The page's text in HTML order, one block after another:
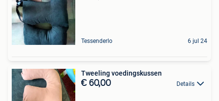
Tessenderlo 6 jul 24
Tweeling voedingskussen
€ 60,00 Details